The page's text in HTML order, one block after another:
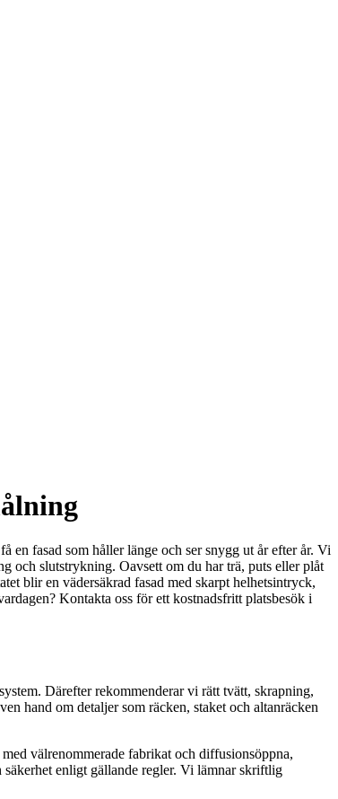
en fasad som håller länge och ser snygg ut år efter år. Vi
och slutstrykning. Oavsett om du har trä, puts eller plåt
blir en vädersäkrad fasad med skarpt helhetsintryck,
Kontakta oss för ett kostnadsfritt platsbesök i
Därefter rekommenderar vi rätt tvätt, skrapning,
hand om detaljer som räcken, staket och altanräcken
välrenommerade fabrikat och diffusionsöppna,
enligt gällande regler. Vi lämnar skriftlig